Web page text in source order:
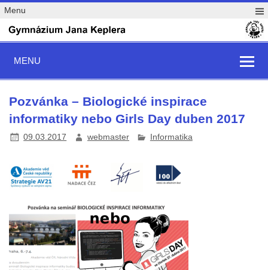
Menu
MENU
Pozvánka – Biologické inspirace
informatiky nebo Girls Day duben 2017
09.03.2017 webmaster Informatika